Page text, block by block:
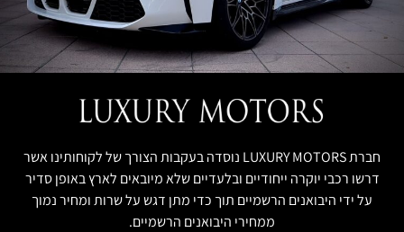
חברת LUXURY MOTORS נוסדה בעקבות הצורך של לקוחותינו אשר
דרשו רכבי יוקרה ייחודיים ובלעדיים שלא מיובאים לארץ באופן סדיר
על ידי היבואנים הרשמיים תוך כדי מתן דגש על שרות ומחיר נמוך
ממחירי היבואנים הרשמיים.